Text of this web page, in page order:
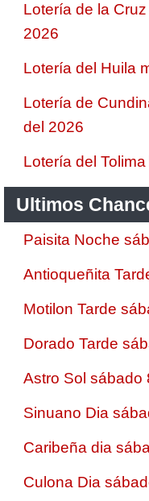
Lotería de la
2026
Lotería del Huila
Lotería de
del 2026
Lotería del
Ultimos
Paisita Noche
Antioqueñita
Motilon Tarde
Dorado Tarde
Astro Sol sábado
Sinuano Dia
Caribeña dia
Culona Dia